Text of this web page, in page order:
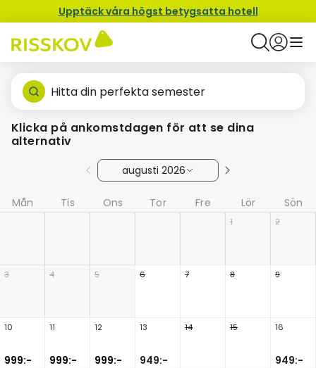
Upptäck våra högst betygsatta hotell
Hitta din perfekta semester
Klicka på ankomstdagen för att se dina
alternativ
augusti 2026
Mån Tis Ons Tor Fre Lör Sön
1 2
3 4 5 6 7 8 9
10
999:-
11
999:-
12
999:-
13
949:-
14 15 16
949:-